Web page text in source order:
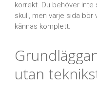
korrekt. Du behöver inte
skull, men varje sida
kännas komplett.
utan